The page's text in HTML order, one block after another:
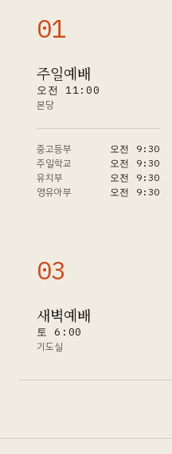
01
주일예배
오전 11:00
본당
중고등부 오전 9:30
주일학교 오전 9:30
유치부 오전 9:30
영유아부 오전 9:30
03
새벽예배
토 6:00
기도실